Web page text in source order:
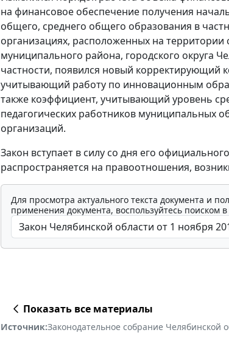
на финансовое обеспечение получения
общего, среднего общего образования в
организациях, расположенных на территории
муниципального района, городского округа
частности, появился новый корректирующий
учитывающий работу по инновационным
также коэффициент, учитывающий уровень
педагогических работников муниципальных
организаций.
Закон вступает в силу со дня его
распространяется на правоотношения,
Для просмотра актуального текста документа и
применения документа, воспользуйтесь поиском
Показать все материалы
Источник:Законодательное собрание Челябинской